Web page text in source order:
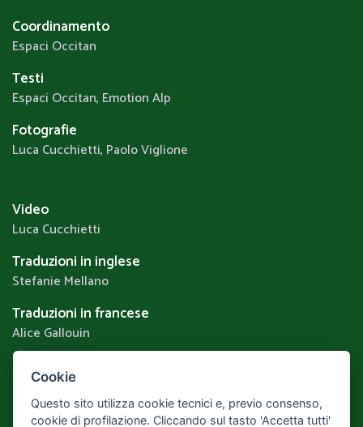
Coordinamento
Espaci Occitan
Testi
Espaci Occitan, Emotion Alp
Fotografie
Luca Cucchietti, Paolo Viglione
Video
Luca Cucchietti
Traduzioni in inglese
Stefanie Mellano
Traduzioni in francese
Alice Gallouin
Privacy & Cookie Policy
Realizzato daLeonardo Web Area Riservata
Cookie
Questo sito utilizza cookie tecnici e, previo consenso,
cookie di profilazione. Cliccando sul tasto 'Accetta tutti'